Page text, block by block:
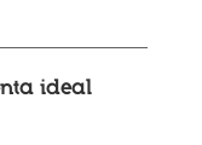
ideal